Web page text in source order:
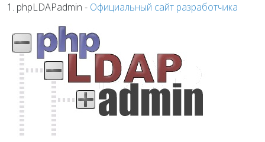
1. phpLDAPadmin - Официальный сайт разработчика